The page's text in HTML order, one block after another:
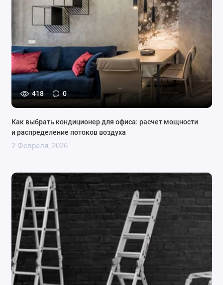
418 0
Как выбрать кондиционер для офиса: расчет мощности
и распределение потоков воздуха
2 Февраля, 2026